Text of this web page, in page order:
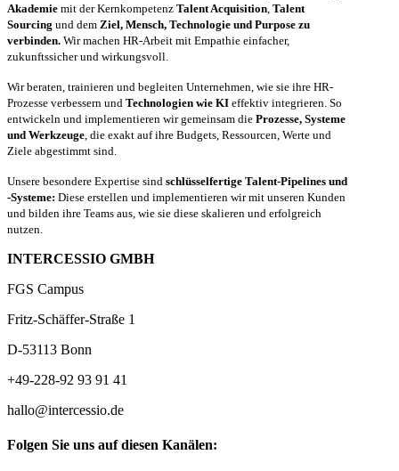
Akademie mit der Kernkompetenz Talent Acquisition Talent
Sourcing und dem Ziel, Mensch, Technologie und Purpose zu
verbinden. Wir machen HR-Arbeit mit Empathie einfacher,
zukunftssicher und wirkungsvoll.
Wir beraten, trainieren und begleiten Unternehmen, wie sie ihre HR-
Prozesse verbessern und Technologien wie KI effektiv integrieren. So
entwickeln und implementieren wir gemeinsam die Prozesse, Systeme
und Werkzeuge , die exakt auf ihre Budgets, Ressourcen, Werte und
Ziele abgestimmt sind.
Unsere besondere Expertise sind schlüsselfertige Talent-Pipelines und
-Systeme: Diese erstellen und implementieren wir mit unseren Kunden
und bilden ihre Teams aus, wie sie diese skalieren und erfolgreich
nutzen.
INTERCESSIO GMBH
FGS Campus
Fritz-Schäffer-Straße 1
D-53113 Bonn
+49-228-92 93 91 41
hallo@intercessio.de
Folgen Sie uns auf diesen Kanälen: